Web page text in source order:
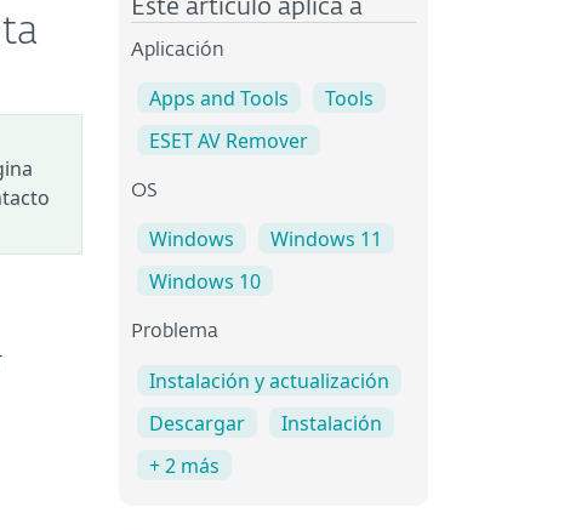
Este artículo aplica a
Aplicación
Apps and Tools
Tools
ESET AV Remover
OS
Windows
Windows 11
Windows 10
Problema
Instalación y actualización
Descargar
Instalación
+ 2 más